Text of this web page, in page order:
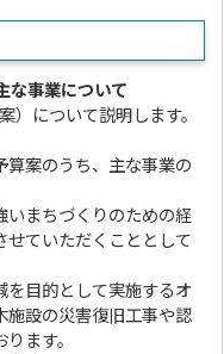
な事業について
について説明します。
案のうち、主な事業の
まちづくりのための経
せていただくこととして
目的として実施するオ
施設の災害復旧工事や認
ます。